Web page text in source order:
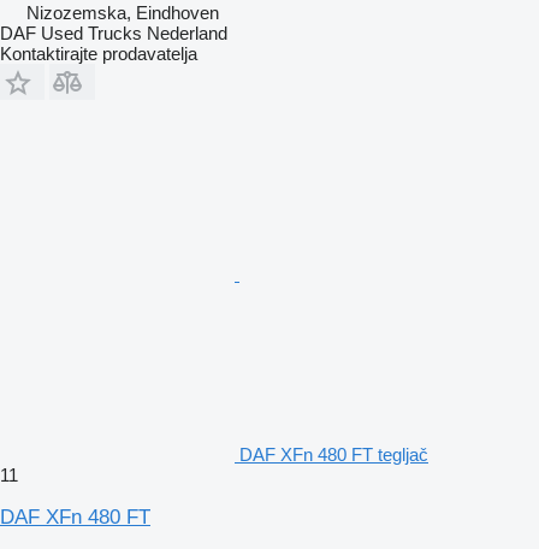
Nizozemska, Eindhoven
DAF Used Trucks Nederland
Kontaktirajte prodavatelja
DAF XFn 480 FT tegljač
11
DAF XFn 480 FT